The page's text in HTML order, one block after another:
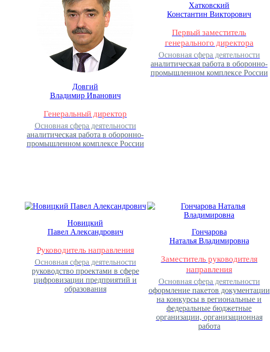
Довгий
Владимир Иванович
Генеральный директор
Основная сфера деятельности
аналитическая работа в оборонно-
промышленном комплексе России
Хатковский
Константин Викторович
Первый заместитель
генерального директора
Основная сфера деятельности
аналитическая работа в оборонно-
промышленном комплексе России
Новицкий
Павел Александрович
Руководитель направления
Основная сфера деятельности
руководство проектами в сфере
цифровизации предприятий и
образования
Гончарова
Наталья Владимировна
Заместитель руководителя
направления
Основная сфера деятельности
оформление пакетов документации
на конкурсы в региональные и
федеральные бюджетные
организации, организационная
работа